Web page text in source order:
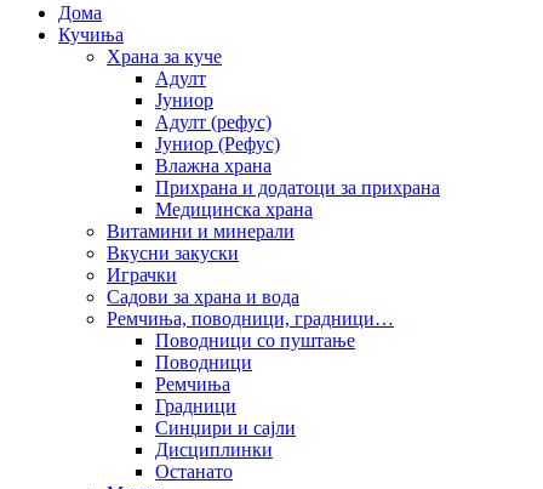
Дома
Кучиња
Храна за куче
Адулт
Јуниор
Адулт (рефус)
Јуниор (Рефус)
Влажна храна
Прихрана и додатоци за прихрана
Медицинска храна
Витамини и минерали
Вкусни закуски
Играчки
Садови за храна и вода
Ремчиња, поводници, градници…
Поводници со пуштање
Поводници
Ремчиња
Градници
Синџири и сајли
Дисциплинки
Останато